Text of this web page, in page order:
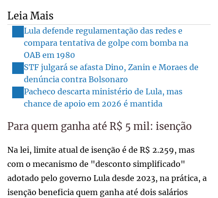
Leia Mais
Lula defende regulamentação das redes e
compara tentativa de golpe com bomba na
OAB em 1980
STF julgará se afasta Dino, Zanin e Moraes de
denúncia contra Bolsonaro
Pacheco descarta ministério de Lula, mas
chance de apoio em 2026 é mantida
Para quem ganha até R$ 5 mil: isenção
Na lei, limite atual de isenção é de R$ 2.259, mas
com o mecanismo de "desconto simplificado"
adotado pelo governo Lula desde 2023, na prática, a
isenção beneficia quem ganha até dois salários